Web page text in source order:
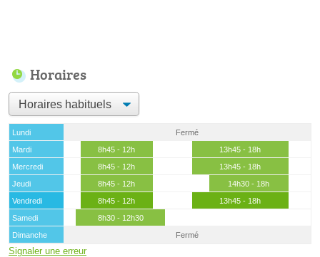
Horaires
Lundi
Fermé
Mardi
8h45 - 12h
13h45 - 18h
Mercredi
8h45 - 12h
13h45 - 18h
Jeudi
8h45 - 12h
14h30 - 18h
Vendredi
8h45 - 12h
13h45 - 18h
Samedi
8h30 - 12h30
Dimanche
Fermé
Signaler une erreur